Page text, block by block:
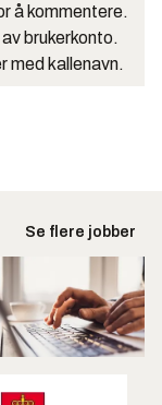
å kommentere.
brukerkonto.
med kallenavn.
Se flere jobber